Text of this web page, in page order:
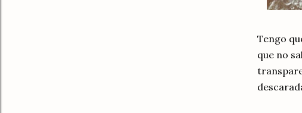
Tengo
que no